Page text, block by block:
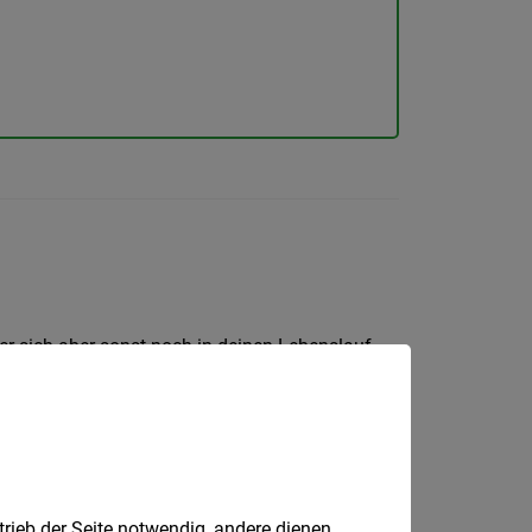
sich aber sonst noch in deinen Lebenslauf